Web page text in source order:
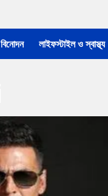
বিনোদন লাইফস্টাইল ও স্বাস্থ্য